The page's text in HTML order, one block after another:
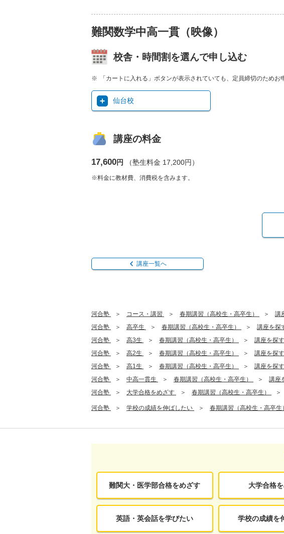
難関数学中高一貫（映像）
校舎・時間割を選んで申し込む
「カートに入れる」ボタンが表示されていても、定員締切のためお
仙台校
講座の料金
17,600円 （塾生料金 17,200円）
※料金に教材費、消費税を含みます。
講座一覧へ
河合塾 コース・講習 春期講習（高校生・高卒生） 講
河合塾
高卒生 春期講習（高校生・高卒生） 講座を探
河合塾
高3生 春期講習（高校生・高卒生） 講座を探
河合塾
高2生 春期講習（高校生・高卒生） 講座を探
河合塾
高1生 春期講習（高校生・高卒生） 講座を探
河合塾
中高一貫生 春期講習（高校生・高卒生） 講座
河合塾
大学合格をめざす 春期講習（高校生・高卒生）
河合塾 学校の成績を伸ばしたい 春期講習（高校生・高卒生）
難関大・医学部合格をめざす 大学合格
英語・英会話を学びたい 学校の成績を